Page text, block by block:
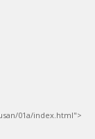
01a/index.html">